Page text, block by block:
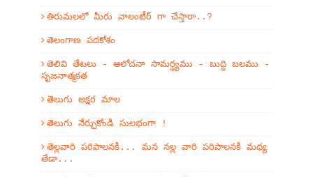
తిరుమలలో మీరు వాలంటీర్ గా చేస్తారా..?
తెలంగాణ పదకోశం
తెలివి తేటలు - ఆలోచనా సామర్ధ్యము - బుద్ధి బలము -
సృజనాత్మకత
తెలుగు అక్షర మాల
తెలుగు నేర్చుకోండి సులభంగా !
తెల్లవారి పరిపాలనకి... మన నల్ల వారి పరిపాలనకి మధ్య
తేడా...